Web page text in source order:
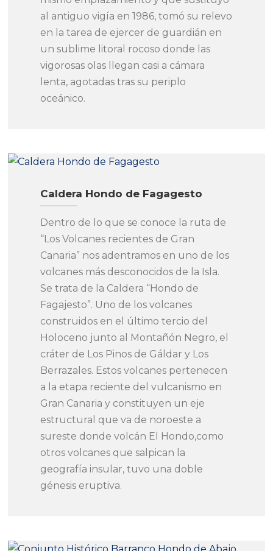
al antiguo vigía en 1986, tomó su relevo
en la tarea de ejercer de guardián en
un sublime litoral rocoso donde las
vigorosas olas llegan casi a cámara
lenta, agotadas tras su periplo
oceánico.
Caldera Hondo de Fagagesto
Dentro de lo que se conoce la ruta de
“Los Volcanes recientes de Gran
Canaria” nos adentramos en uno de los
volcanes más desconocidos de la Isla.
Se trata de la Caldera “Hondo de
Fagajesto”. Uno de los volcanes
construidos en el último tercio del
Holoceno junto al Montañón Negro, el
cráter de Los Pinos de Gáldar y Los
Berrazales. Estos volcanes pertenecen
a la etapa reciente del vulcanismo en
Gran Canaria y constituyen un eje
estructural que va de noroeste a
sureste donde volcán El Hondo,como
otros volcanes que salpican la
geografía insular, tuvo una doble
génesis eruptiva.